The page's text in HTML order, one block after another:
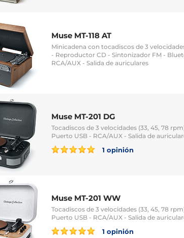
Muse MT-118 AT
Minicadena con tocadiscos de 3
- Reproductor CD - Sintonizador FM -
RCA/AUX - Salida de auriculares
Muse MT-201 DG
Tocadiscos de 3 velocidades (33, 45, 78
Puerto USB - RCA/AUX - Salida de
1 opinión
Muse MT-201 WW
Tocadiscos de 3 velocidades (33, 45, 78
Puerto USB - RCA/AUX - Salida de
1 opinión